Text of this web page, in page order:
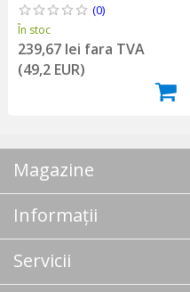
(0)
În stoc
239,67 lei fara TVA
(49,2 EUR)
Magazine
Informații
Servicii